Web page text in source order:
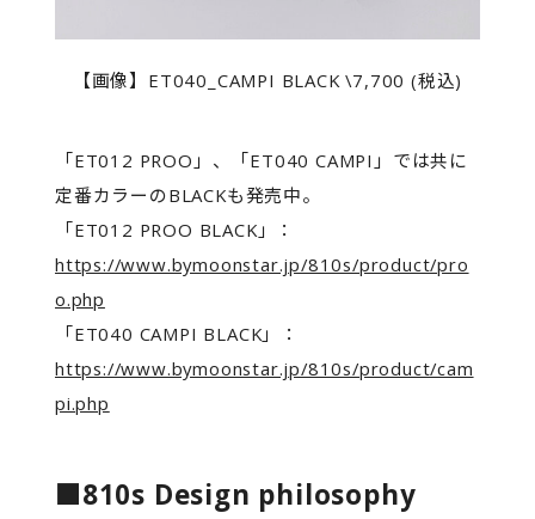
【画像】ET040_CAMPI BLACK \7,700 (税込)
「ET012 PROO」、「ET040 CAMPI」では共に
定番カラーのBLACKも発売中。
「ET012 PROO BLACK」：
https://www.bymoonstar.jp/810s/product/pro
o.php
「ET040 CAMPI BLACK」：
https://www.bymoonstar.jp/810s/product/cam
pi.php
■810s Design philosophy